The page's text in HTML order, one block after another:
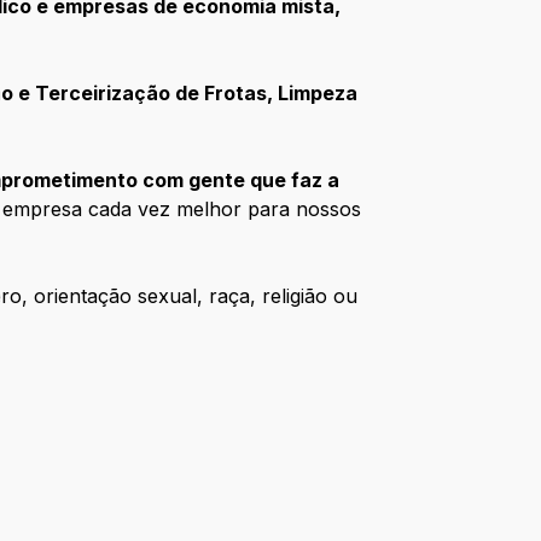
e empresas de economia mista,
e Terceirização de Frotas, Limpeza
com gente que faz a
cada vez melhor para nossos
orientação sexual, raça, religião ou